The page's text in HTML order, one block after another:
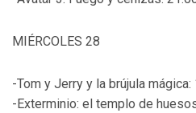
MIÉRCOLES 28
-Tom y Jerry y la brújula mágica:
-Exterminio: el templo de